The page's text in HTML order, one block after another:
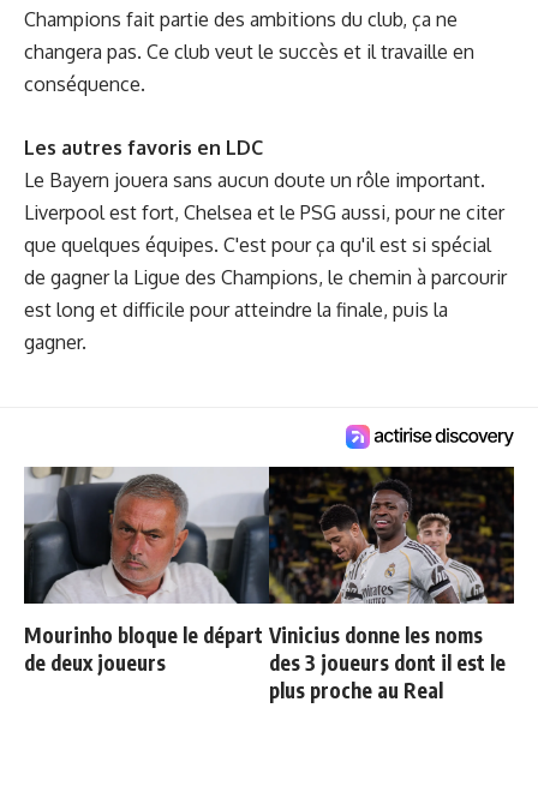
Champions fait partie des ambitions du club, ça ne
changera pas. Ce club veut le succès et il travaille en
conséquence.
Les autres favoris en LDC
Le Bayern jouera sans aucun doute un rôle important.
Liverpool est fort, Chelsea et le PSG aussi, pour ne citer
que quelques équipes. C'est pour ça qu'il est si spécial
de gagner la Ligue des Champions, le chemin à parcourir
est long et difficile pour atteindre la finale, puis la
gagner.
Mourinho bloque le départ
de deux joueurs
Vinicius donne les noms
des 3 joueurs dont il est le
plus proche au Real